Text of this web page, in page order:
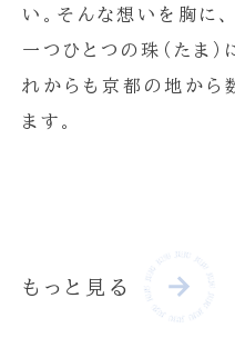
い。そんな想いを胸に、
一つひとつの珠（たま
れからも京都の地から
ます。
もっと見る